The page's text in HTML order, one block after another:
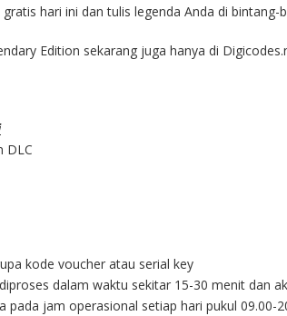
hari ini dan tulis legenda Anda di bintang-
Edition sekarang juga hanya di
DLC
kode voucher atau serial key
dalam waktu sekitar 15-30 menit dan
jam operasional setiap hari pukul 09.00-